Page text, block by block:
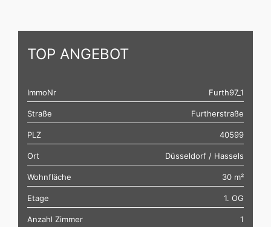
TOP ANGEBOT
ImmoNr Furth97_1
Straße Furtherstraße
PLZ 40599
Ort Düsseldorf / Hassels
Wohnfläche 30 m²
Etage 1. OG
Anzahl Zimmer 1